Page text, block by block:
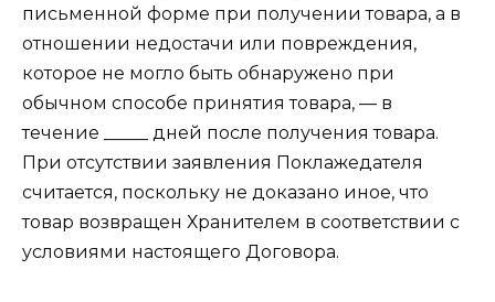
письменной форме при получении товара, а в
отношении недостачи или повреждения,
которое не могло быть обнаружено при
обычном способе принятия товара, — в
течение _____ дней после получения товара.
При отсутствии заявления Поклажедателя
считается, поскольку не доказано иное, что
товар возвращен Хранителем в соответствии с
условиями настоящего Договора.